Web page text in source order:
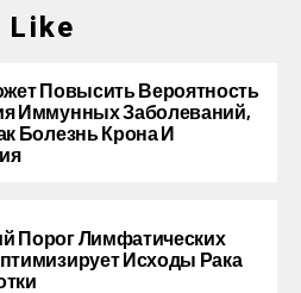
Like
Повысить Вероятность
Иммунных Заболеваний,
Болезнь Крона И
Порог Лимфатических
Исходы Рака